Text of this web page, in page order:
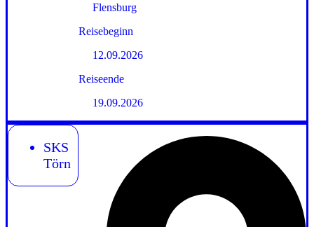
Flensburg
Reisebeginn
12.09.2026
Reiseende
19.09.2026
SKS
Törn